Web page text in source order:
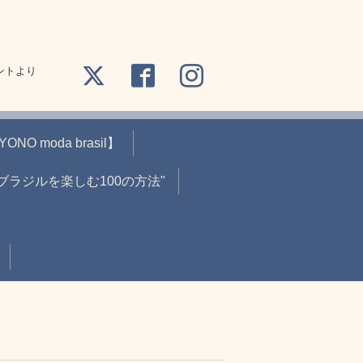
トより
moda brasil】
ラジルを楽しむ100の方法"